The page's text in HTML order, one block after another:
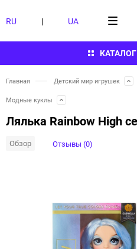
RU | UA
Главная Детский мир игрушек
Модные куклы
Лялька Rainbow High
Обзор Отзывы (0)